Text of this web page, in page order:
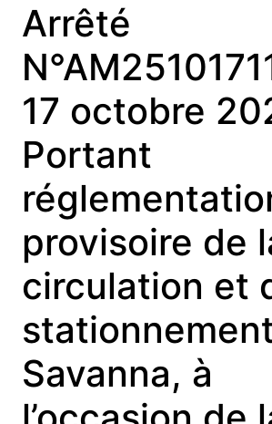
Arrêté
17 octobre
Portant
provisoire de
circulation et
Savanna, à